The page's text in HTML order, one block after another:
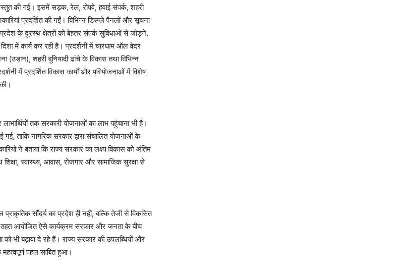
की गई। इसमें सड़क, रेल, रोपवे, हवाई संपर्क, शहरी
प्रदर्शित की गईं। विभिन्न डिस्प्ले पैनलों और सूचना
प्रदेश के दूरस्थ क्षेत्रों को बेहतर संपर्क सुविधाओं से जोड़ने,
में कार्य कर रही है। प्रदर्शनी में चारधाम ऑल वेदर
(उड़ान), शहरी बुनियादी ढांचे के विकास तथा विभिन्न
में प्रदर्शित विकास कार्यों और परियोजनाओं में विशेष
तक सरकारी योजनाओं का लाभ पहुंचाना भी है।
ताकि नागरिक सरकार द्वारा संचालित योजनाओं के
ने बताया कि राज्य सरकार का लक्ष्य विकास को अंतिम
स्वास्थ्य, आवास, रोजगार और सामाजिक सुरक्षा से
सौंदर्य का प्रदेश ही नहीं, बल्कि तेजी से विकसित
तहत आयोजित ऐसे कार्यक्रम सरकार और जनता के बीच
भी बढ़ावा दे रहे हैं। राज्य सरकार की उपलब्धियों और
पहल साबित हुआ।